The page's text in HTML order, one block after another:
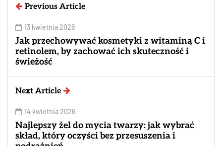
Previous Article
13 kwietnia 2026
Jak przechowywać kosmetyki z witaminą C i
retinolem, by zachować ich skuteczność i
świeżość
Next Article
14 kwietnia 2026
Najlepszy żel do mycia twarzy: jak wybrać
skład, który oczyści bez przesuszenia i